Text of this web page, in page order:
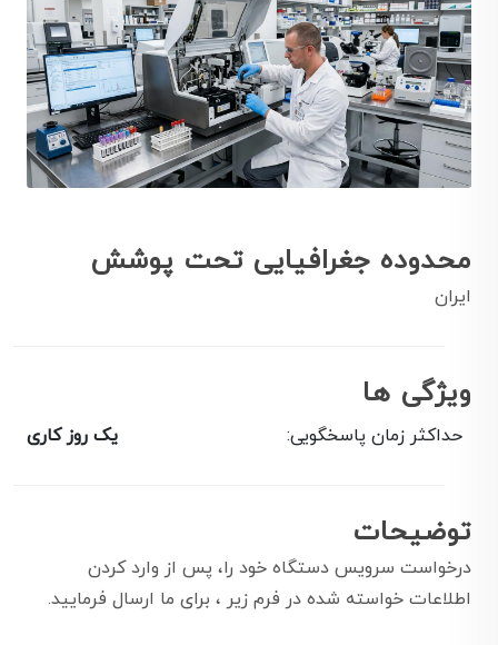
محدوده جغرافیایی تحت پوشش
ایران
ویژگی ها
حداکثر زمان پاسخگویی: یک روز کاری
توضیحات
درخواست سرویس دستگاه خود را، پس از وارد کردن
اطلاعات خواسته شده در فرم زیر ، برای ما ارسال فرمایید.